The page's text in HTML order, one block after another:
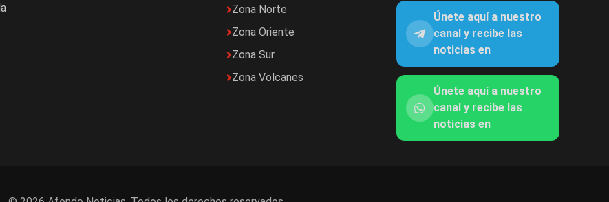
Zona Norte
Zona Oriente
Zona Sur
Zona Volcanes
Únete aquí a nuestro
canal y recibe las
noticias en
Únete aquí a nuestro
canal y recibe las
noticias en